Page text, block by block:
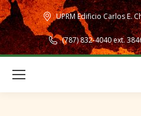
UPRM Edificio Carlos E.
(787) 832-4040 ext.